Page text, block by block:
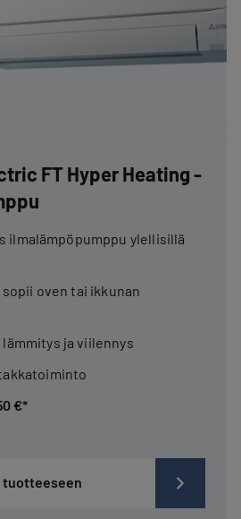
FT Hyper Heating -
ilmalämpöpumppu ylellisillä
oven tai ikkunan
ja viilennys
€*
tuotteeseen